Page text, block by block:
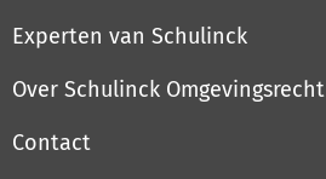
Experten van Schulinck
Over Schulinck Omgevingsrecht
Contact